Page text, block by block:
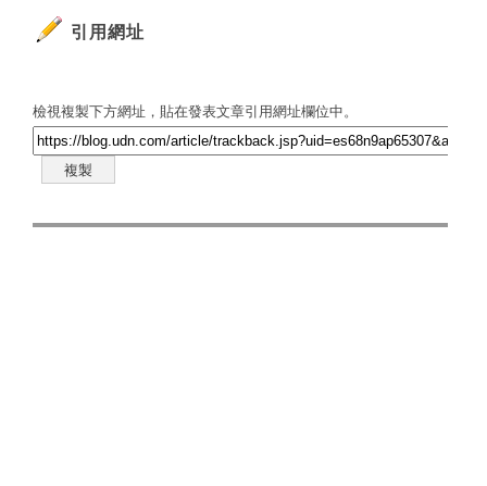
引用網址
檢視複製下方網址，貼在發表文章引用網址欄位中。
複製